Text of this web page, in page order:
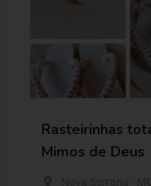
Rasteirinhas
Mimos de Deus